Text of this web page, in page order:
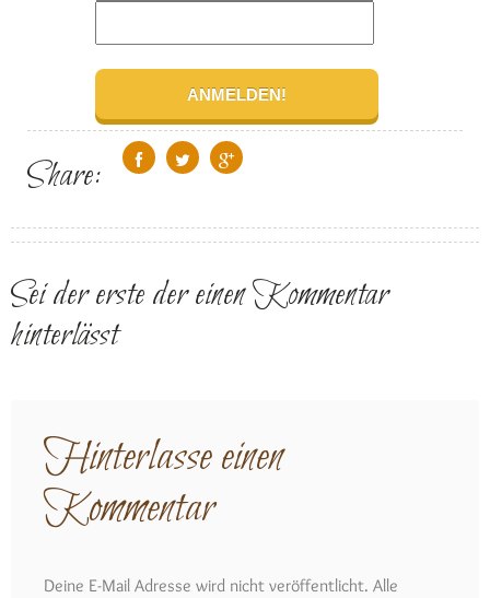
Share:
Sei der erste der einen Kommentar
hinterlässt
Hinterlasse einen
Kommentar
Deine E-Mail Adresse wird nicht veröffentlicht. Alle